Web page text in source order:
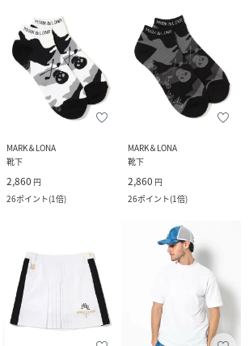
MARK＆LONA
靴下
2,860 円
26ポイント(1倍)
MARK＆LONA
靴下
2,860 円
26ポイント(1倍)